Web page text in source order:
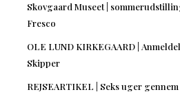
Skovgaard Museet |
Fresco
OLE LUND KIRKEGAARD |
Skipper
REJSEARTIKEL | Seks uger